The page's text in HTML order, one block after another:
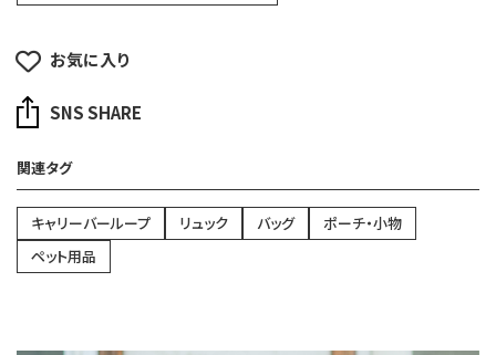
お気に入り
SNS SHARE
関連タグ
キャリーバーループ リュック バッグ
ポーチ・小物
ペット用品